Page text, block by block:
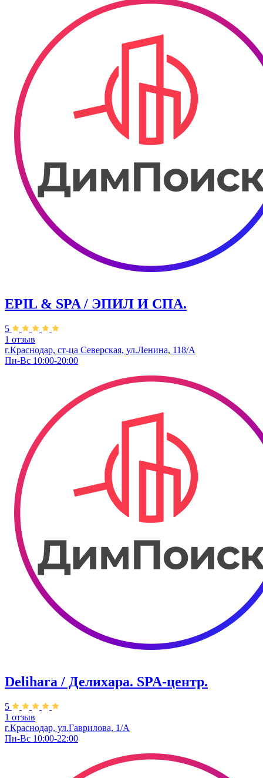
EPIL & SPA / ЭПИЛ И СПА.
5
1 отзыв
г.Краснодар, ст-ца Северская, ул.Ленина, 118/А
Пн-Вс 10:00-20:00
Delihara / Делихара. ​SPA-центр.
5
1 отзыв
г.Краснодар, ул.Гаврилова, 1/А
Пн-Вс 10:00-22:00